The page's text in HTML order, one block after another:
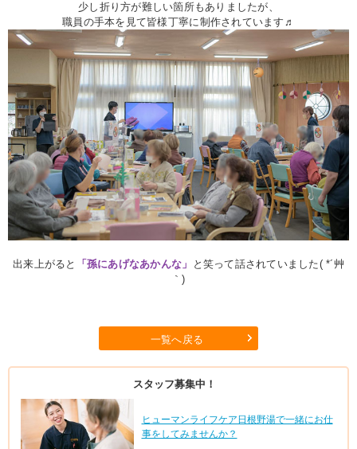
少し折り方が難しい箇所もありましたが、
職員の手本を見て皆様丁寧に制作されています♬
出来上がると 「孫にあげなあかんな」
と笑って話されていました( *´艸
｀)
一覧へ戻る
スタッフ募集中！
ヒューマンライフケア日根野湯で一緒にお仕
事をしてみませんか？